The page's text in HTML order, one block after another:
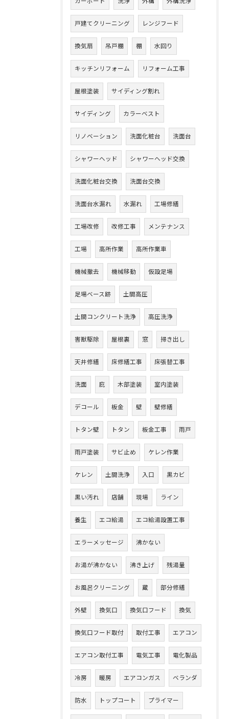
戸建てクリーニング レンジフード
換気扇 吊戸棚 棚 水回り
キッチンリフォーム リフォーム工事
屋根塗装 サイディング割れ
サイディング カラーベスト
リノベーション 洗面化粧台 洗面台
シャワーヘッド シャワーヘッド交換
洗面化粧台交換 洗面台交換
洗面台水漏れ 水漏れ 工場修繕
工場改修 改修工事 メンテナンス
工場 高所作業 高所作業車
機械撤去 機械移動 仮設足場
足場ベース跡 土間高圧
土間コンクリート洗浄 高圧洗浄
害獣駆除 屋根裏 窓 掃き出し
天井修繕 床修繕工事 床張替工事
洗面 庇 木部塗装 室内塗装
デコール 板金 壁 壁修繕
トタン壁 トタン 板金工事 雨戸
雨戸塗装 サビ止め ケレン作業
ケレン 土間洗浄 入口 黒カビ
黒い汚れ 店舗 現場 ライン
養生 エコ給湯 エコ給湯設置工事
エラーメッセージ 沸かない
お湯が沸かない 沸き上げ 残湯量
お風呂クリーニング 蔵 部分修繕
外壁 換気口 換気口フード 換気
換気口フード取付 取付工事 エアコン
エアコン取付工事 電気工事 電化製品
冷房 暖房 エアコンガス ベランダ
防水 トップコート プライマー